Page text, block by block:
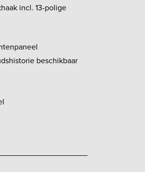
incl. 13-polige
beschikbaar